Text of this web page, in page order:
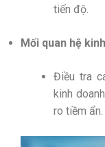
tiến độ.
Mối quan hệ
Điều tra
kinh
ro tiềm ẩn.